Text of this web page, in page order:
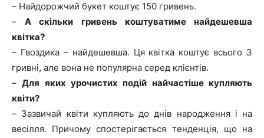
– Найдорожчий букет коштує 150 гривень.
–А скільки гривень коштуватиме найдешевша
квітка?
– Гвоздика – найдешевша. Ця квітка коштує всього 3
гривні, але вона не популярна серед клієнтів.
–Для яких урочистих подій найчастіше купляють
квіти?
– Зазвичай квіти купляють до днів народження і на
весілля. Причому спостерігається тенденція, що на